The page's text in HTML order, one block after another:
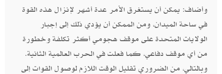
وأضاف: يمكن أن يستغرق الأمر عدة أشهر لإنزال هذه القوة
في ساحة الميدان، ومن الممكن أن يؤدي ذلك إلى إجبار
الولايات المتحدة على موقف هجومي أكثر تكلفة وخطورة
من أي موقف دفاعي، كما فعلت في الحرب العالمية الثانية.
وبالتالي، من الضروري تقليل الوقت اللازم لوصول القوات إلى